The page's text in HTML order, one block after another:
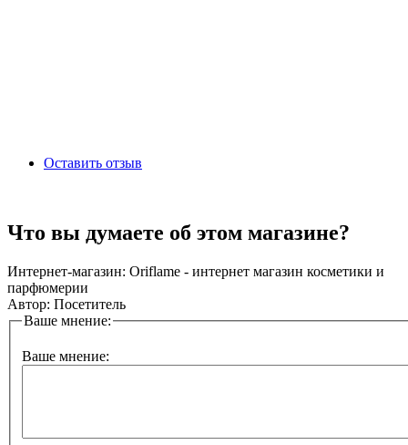
Оставить отзыв
Что вы думаете об этом магазине?
Интернет-магазин: Oriflame - интернет магазин косметики и
парфюмерии
Автор: Посетитель
Ваше мнение:
Ваше мнение: